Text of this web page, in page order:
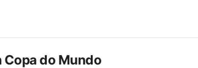
Copa do Mundo